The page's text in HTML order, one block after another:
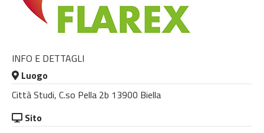
INFO E DETTAGLI
Luogo
Città Studi, C.so Pella 2b 13900 Biella
Sito